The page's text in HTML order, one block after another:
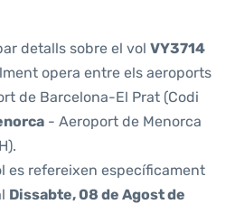
detalls sobre el vol VY3714
opera entre els aeroports
de Barcelona-El Prat (Codi
- Aeroport de Menorca
es refereixen específicament
Dissabte, 08 de Agost de